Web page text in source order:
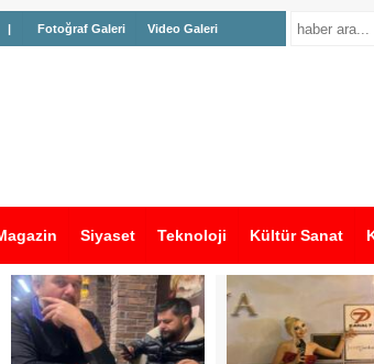
| Fotoğraf Galeri Video Galeri
Siyaset Teknoloji Kültür Sanat